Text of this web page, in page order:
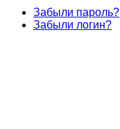
Забыли пароль?
Забыли логин?